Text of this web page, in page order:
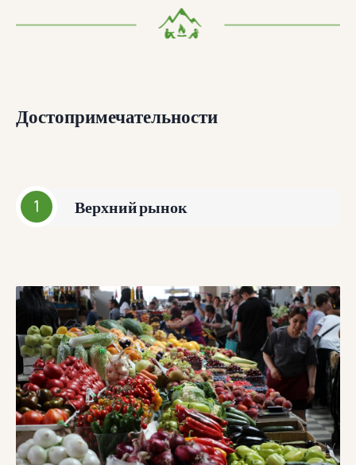
Достопримечательности
Верхний рынок